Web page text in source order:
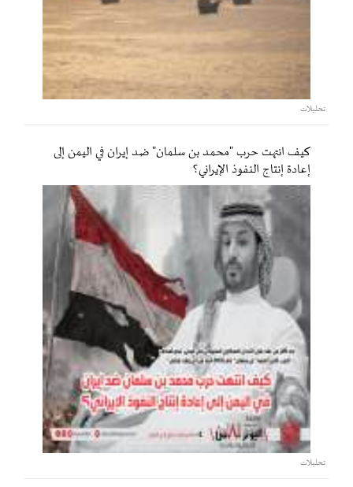
تحليلات
كيف انتهت حرب "محمد بن سلمان" ضد إيران في اليمن إلى
إعادة إنتاج النفوذ الإيراني؟
تحليلات